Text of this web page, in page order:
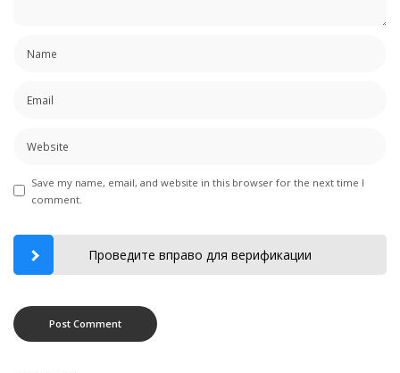
Save my name, email, and website in this browser for the next time I
comment.
Проведите вправо для верификации